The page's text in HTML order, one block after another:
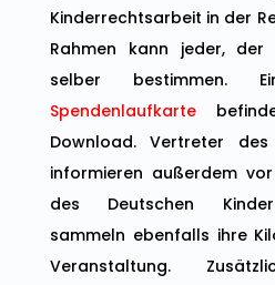
Kinderrechtsarbeit in der
Rahmen kann jeder, der
selber bestimmen.
Spendenlaufkarte
Download. Vertreter des
informieren außerdem
des Deutschen
sammeln ebenfalls ihre
Veranstaltung.